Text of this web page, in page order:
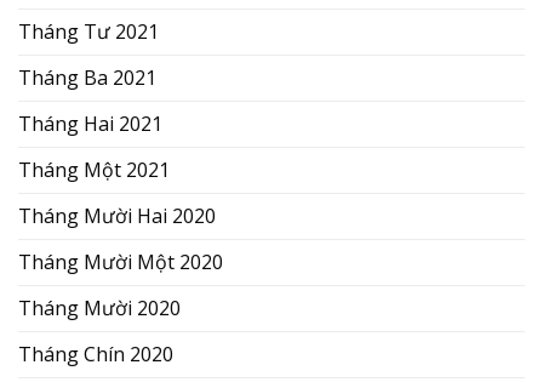
Tháng Tư 2021
Tháng Ba 2021
Tháng Hai 2021
Tháng Một 2021
Tháng Mười Hai 2020
Tháng Mười Một 2020
Tháng Mười 2020
Tháng Chín 2020